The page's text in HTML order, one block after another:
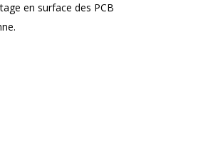
en surface des PCB